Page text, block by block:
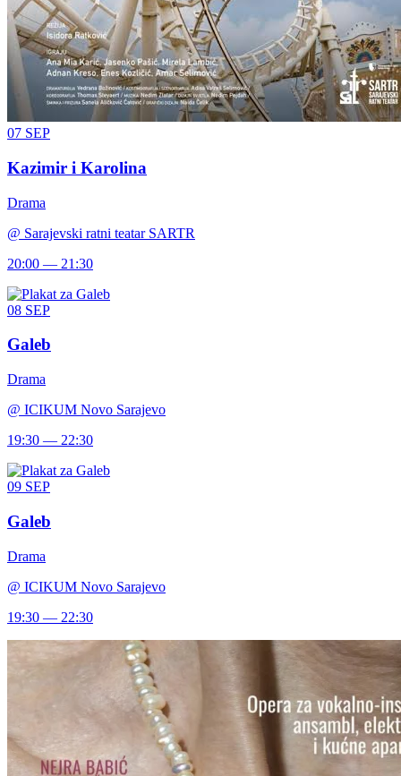
07 SEP
Kazimir i Karolina
Drama
@ Sarajevski ratni teatar SARTR
20:00 — 21:30
08 SEP
Galeb
Drama
@ ICIKUM Novo Sarajevo
19:30 — 22:30
09 SEP
Galeb
Drama
@ ICIKUM Novo Sarajevo
19:30 — 22:30